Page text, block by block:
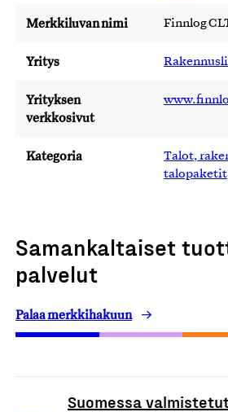
Merkkiluvan nimi Finnlog
Yritys
Yrityksen
verkkosivut
Kategoria
Talot,
talopaketit
Samankaltaiset
palvelut
Palaa merkkihakuun
Suomessa